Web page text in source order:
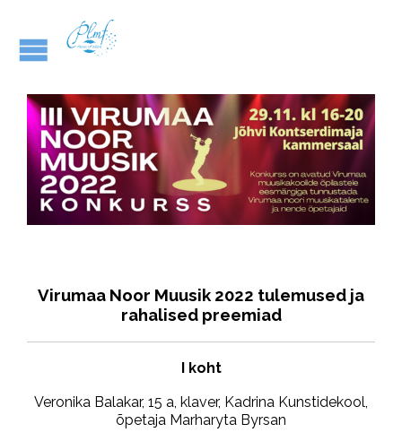
Virumaa Noor Muusik 2022 tulemused ja
rahalised preemiad
I koht
Veronika Balakar, 15 a, klaver, Kadrina Kunstidekool,
õpetaja Marharyta Byrsan